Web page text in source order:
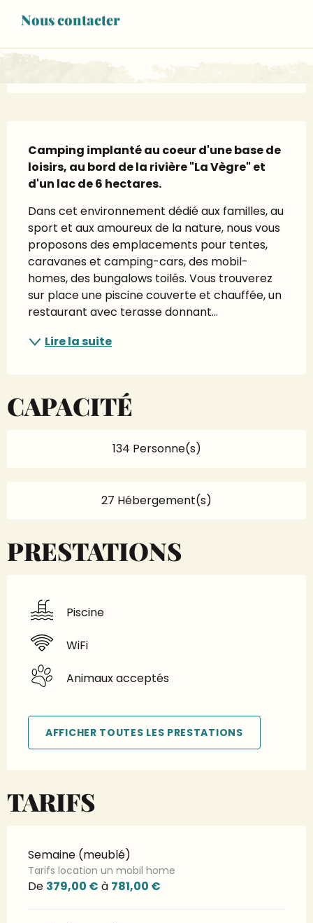
Nous contacter
Camping implanté au coeur d'une base de
loisirs, au bord de la rivière "La Vègre" et
d'un lac de 6 hectares.
Dans cet environnement dédié aux familles, au
sport et aux amoureux de la nature, nous vous
proposons des emplacements pour tentes,
caravanes et camping-cars, des mobil-
homes, des bungalows toilés. Vous trouverez
sur place une piscine couverte et chauffée, un
restaurant avec terasse donnant...
Lire la suite
CAPACITÉ
134 Personne(s)
27 Hébergement(s)
PRESTATIONS
Piscine
WiFi
Animaux acceptés
AFFICHER TOUTES LES PRESTATIONS
TARIFS
Semaine (meublé)
Tarifs location un mobil home
De 379,00 € à 781,00 €